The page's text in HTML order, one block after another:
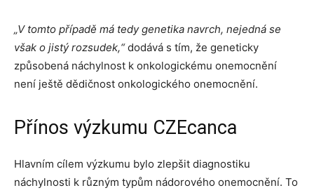
„V tomto případě má tedy genetika navrch, nejedná se
však o jistý rozsudek,“dodává s tím, že geneticky
způsobená náchylnost k onkologickému onemocnění
není ještě dědičnost onkologického onemocnění.
Přínos výzkumu CZEcanca
Hlavním cílem výzkumu bylo zlepšit diagnostiku
náchylnosti k různým typům nádorového onemocnění. To